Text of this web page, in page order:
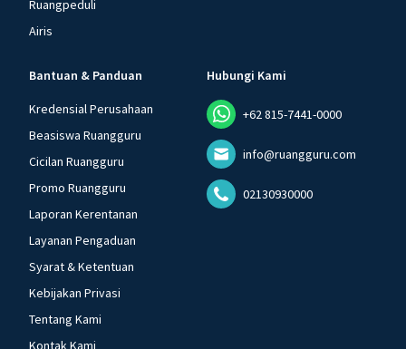
Ruangpeduli
Airis
Bantuan & Panduan
Kredensial Perusahaan
Beasiswa Ruangguru
Cicilan Ruangguru
Promo Ruangguru
Laporan Kerentanan
Layanan Pengaduan
Syarat & Ketentuan
Kebijakan Privasi
Tentang Kami
Kontak Kami
Hubungi Kami
+62 815-7441-0000
info@ruangguru.com
02130930000